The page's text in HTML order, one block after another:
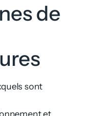
de
sont